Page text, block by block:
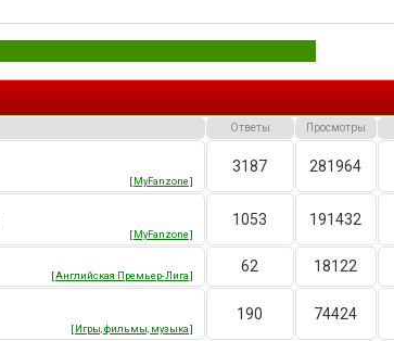
Ответы Просмотры
[MyFanzone]
3187 281964
[MyFanzone]
1053 191432
[Английская Премьер-Лига]
62 18122
[Игры, фильмы, музыка]
190 74424